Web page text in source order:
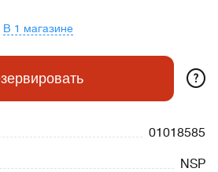
В 1 магазине
?
01018585
NSP